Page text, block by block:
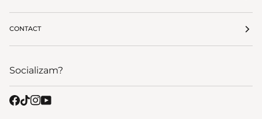
CONTACT
Socializam?